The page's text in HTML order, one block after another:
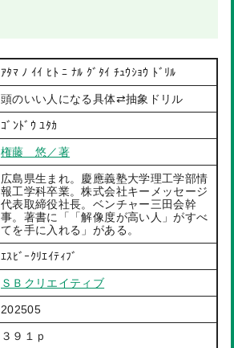
ｱﾀﾏ ﾉ ｲｲ ﾋﾄ ﾆ ﾅﾙ ｸﾞﾀｲ ﾁｭｳｼｮｳ ﾄﾞﾘﾙ
頭のいい人になる具体⇄抽象ドリル
ｺﾞﾝﾄﾞｳ ﾕﾀｶ
権藤 悠／著
広島県生まれ。慶應義塾大学理工学部情
報工学科卒業。株式会社キーメッセージ
代表取締役社長。ベンチャー三田会幹
事。著書に「「解像度が高い人」がすべ
てを手に入れる」がある。
ｴｽﾋﾞｰｸﾘｴｲﾃｨﾌﾞ
ＳＢクリエイティブ
202505
３９１ｐ